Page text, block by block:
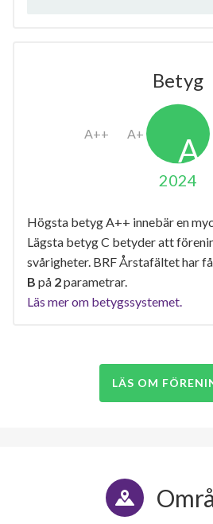
Betyg
2024
Högsta betyg A++ innebär en
Lägsta betyg C betyder att
svårigheter. BRF Årstafältet har
B på 2parametrar.
Läs mer om betygssystemet.
LÄS OM